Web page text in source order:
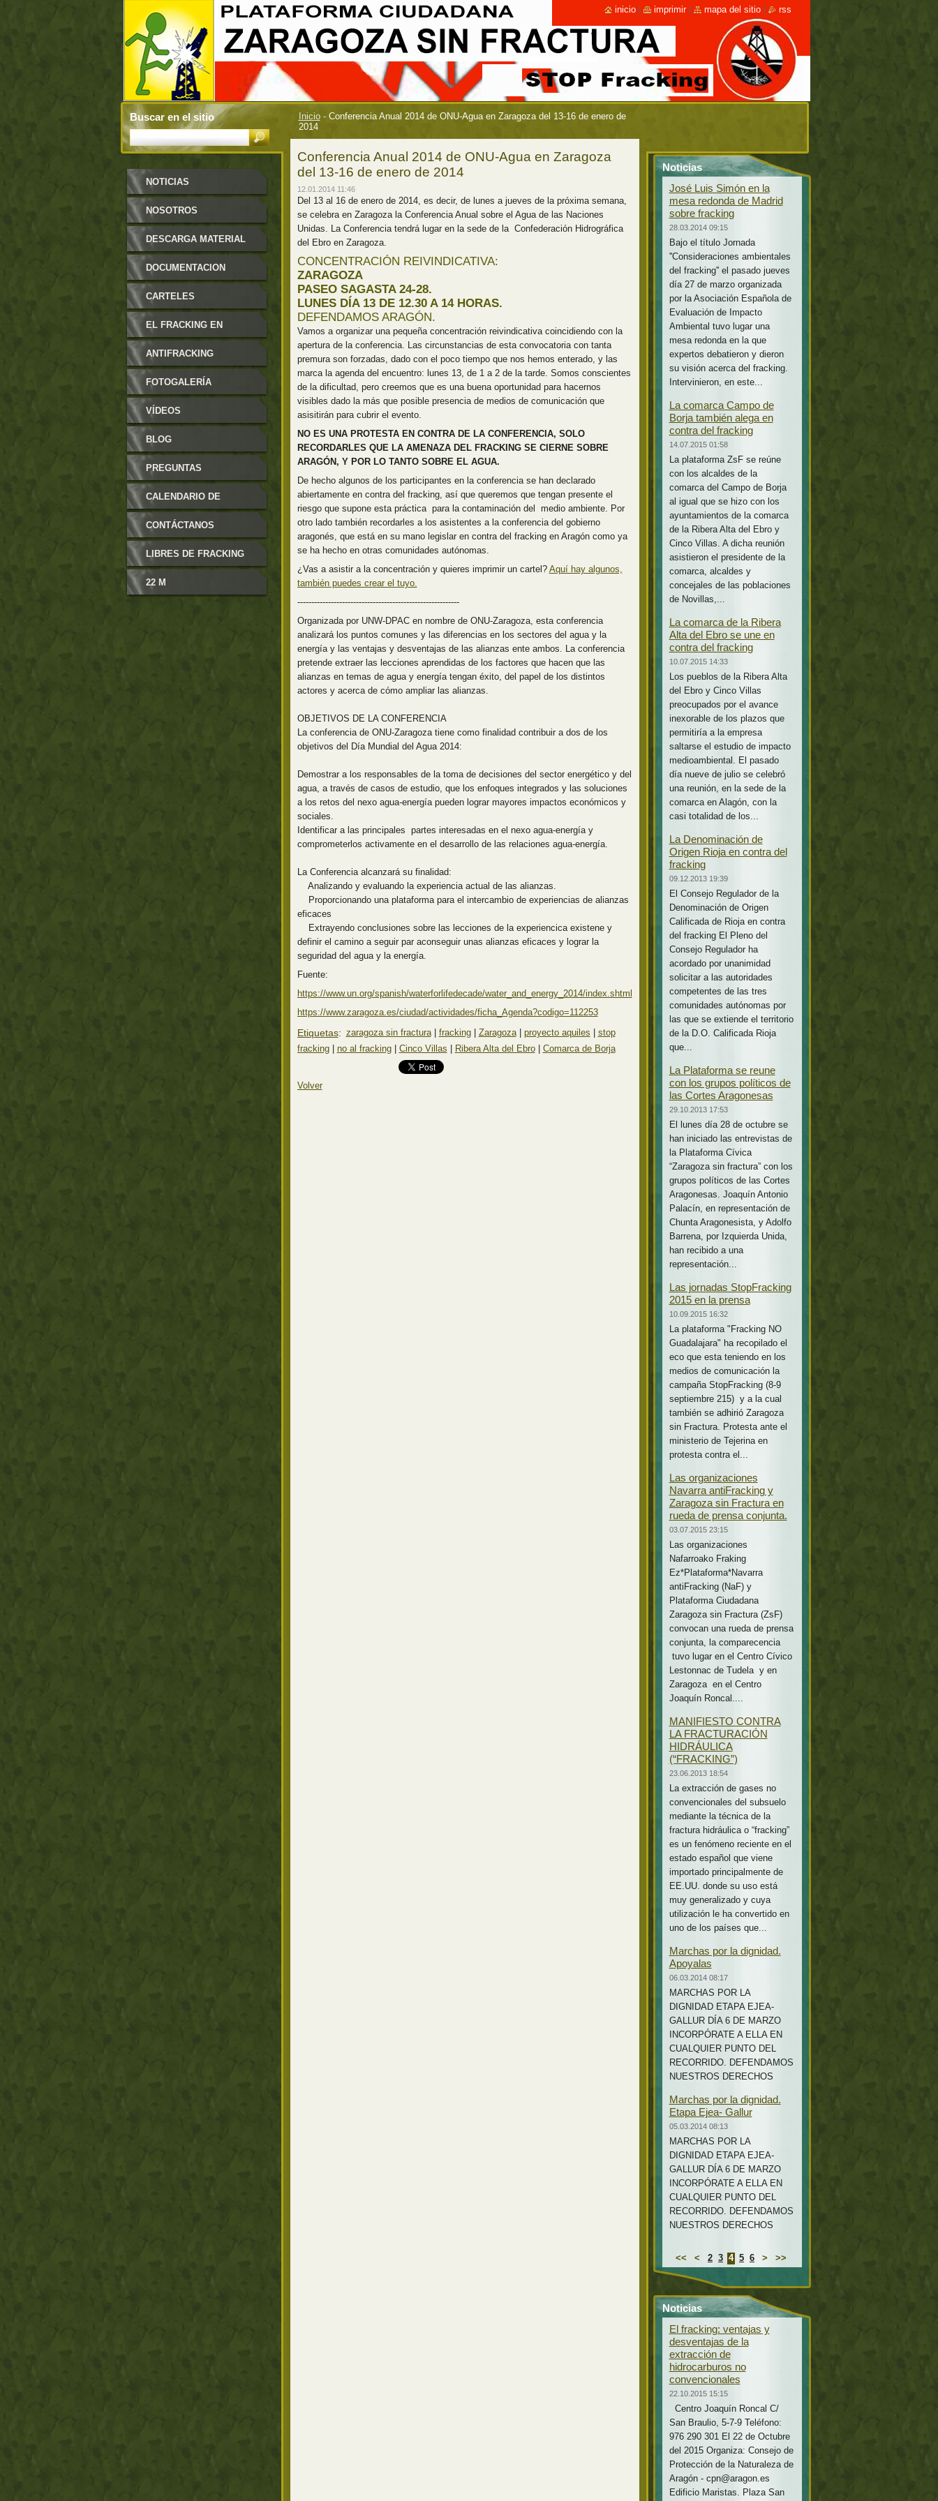
Inicio - Conferencia Anual 2014 de ONU-Agua en Zaragoza del 13-16 de enero de
2014
Conferencia Anual 2014 de ONU-Agua en Zaragoza
del 13-16 de enero de 2014
12.01.2014 11:46
Del 13 al 16 de enero de 2014, es decir, de lunes a jueves de la próxima semana,
se celebra en Zaragoza la Conferencia Anual sobre el Agua de las Naciones
Unidas. La Conferencia tendrá lugar en la sede de la Confederación Hidrográfica
del Ebro en Zaragoza.
CONCENTRACIÓN REIVINDICATIVA:
ZARAGOZA
PASEO SAGASTA 24-28.
LUNES DÍA 13 DE 12.30 A 14 HORAS.
DEFENDAMOS ARAGÓN.
Vamos a organizar una pequeña concentración reivindicativa coincidiendo con la
apertura de la conferencia. Las circunstancias de esta convocatoria con tanta
premura son forzadas, dado con el poco tiempo que nos hemos enterado, y las
marca la agenda del encuentro: lunes 13, de 1 a 2 de la tarde. Somos conscientes
de la dificultad, pero creemos que es una buena oportunidad para hacernos
visibles dado la más que posible presencia de medios de comunicación que
asisitirán para cubrir el evento.
NO ES UNA PROTESTA EN CONTRA DE LA CONFERENCIA, SOLO
RECORDARLES QUE LA AMENAZA DEL FRACKING SE CIERNE SOBRE
ARAGÓN, Y POR LO TANTO SOBRE EL AGUA.
De hecho algunos de los participantes en la conferencia se han declarado
abiertamente en contra del fracking, así que queremos que tengan presente el
riesgo que supone esta práctica para la contaminación del medio ambiente. Por
otro lado también recordarles a los asistentes a la conferencia del gobierno
aragonés, que está en su mano legislar en contra del fracking en Aragón como ya
se ha hecho en otras comunidades autónomas.
¿Vas a asistir a la concentración y quieres imprimir un cartel? Aquí hay algunos,
también puedes crear el tuyo.
----------------------------------------------------------
Organizada por UNW-DPAC en nombre de ONU-Zaragoza, esta conferencia
analizará los puntos comunes y las diferencias en los sectores del agua y la
energía y las ventajas y desventajas de las alianzas ente ambos. La conferencia
pretende extraer las lecciones aprendidas de los factores que hacen que las
alianzas en temas de agua y energía tengan éxito, del papel de los distintos
actores y acerca de cómo ampliar las alianzas.
OBJETIVOS DE LA CONFERENCIA
La conferencia de ONU-Zaragoza tiene como finalidad contribuir a dos de los
objetivos del Día Mundial del Agua 2014:
Demostrar a los responsables de la toma de decisiones del sector energético y del
agua, a través de casos de estudio, que los enfoques integrados y las soluciones
a los retos del nexo agua-energía pueden lograr mayores impactos económicos y
sociales.
Identificar a las principales partes interesadas en el nexo agua-energía y
comprometerlos activamente en el desarrollo de las relaciones agua-energía.
La Conferencia alcanzará su finalidad:
Analizando y evaluando la experiencia actual de las alianzas.
Proporcionando una plataforma para el intercambio de experiencias de alianzas
eficaces
Extrayendo conclusiones sobre las lecciones de la experiencica existene y
definir el camino a seguir par aconseguir unas alianzas eficaces y lograr la
seguridad del agua y la energía.
Fuente:
https://www.un.org/spanish/waterforlifedecade/water_and_energy_2014/index.shtml
https://www.zaragoza.es/ciudad/actividades/ficha_Agenda?codigo=112253
Etiquetas: zaragoza sin fractura fracking Zaragoza proyecto aquiles
stop
fracking
no al fracking Cinco Villas Ribera Alta del Ebro Comarca de Borja
Volver
NOTICIAS
NOSOTROS
DESCARGA MATERIAL
DOCUMENTACION
CARTELES
MODIFICABLES
EL FRACKING EN
ARAGÓN
ANTIFRACKING
FOTOGALERÍA
VÍDEOS
BLOG
PREGUNTAS
FRECUENTES
CALENDARIO DE
EVENTOS
CONTÁCTANOS
LIBRES DE FRACKING
22 M
Noticias
José Luis Simón en la
mesa redonda de Madrid
sobre fracking
28.03.2014 09:15
Bajo el título Jornada
''Consideraciones ambientales
del fracking'' el pasado jueves
día 27 de marzo organizada
por la Asociación Española de
Evaluación de Impacto
Ambiental tuvo lugar una
mesa redonda en la que
expertos debatieron y dieron
su visión acerca del fracking.
Intervinieron, en este...
La comarca Campo de
Borja también alega en
contra del fracking
14.07.2015 01:58
La plataforma ZsF se reúne
con los alcaldes de la
comarca del Campo de Borja
al igual que se hizo con los
ayuntamientos de la comarca
de la Ribera Alta del Ebro y
Cinco Villas. A dicha reunión
asistieron el presidente de la
comarca, alcaldes y
concejales de las poblaciones
de Novillas,...
La comarca de la Ribera
Alta del Ebro se une en
contra del fracking
10.07.2015 14:33
Los pueblos de la Ribera Alta
del Ebro y Cinco Villas
preocupados por el avance
inexorable de los plazos que
permitiría a la empresa
saltarse el estudio de impacto
medioambiental. El pasado
día nueve de julio se celebró
una reunión, en la sede de la
comarca en Alagón, con la
casi totalidad de los...
La Denominación de
Origen Rioja en contra del
fracking
09.12.2013 19:39
El Consejo Regulador de la
Denominación de Origen
Calificada de Rioja en contra
del fracking El Pleno del
Consejo Regulador ha
acordado por unanimidad
solicitar a las autoridades
competentes de las tres
comunidades autónomas por
las que se extiende el territorio
de la D.O. Calificada Rioja
que...
La Plataforma se reune
con los grupos políticos de
las Cortes Aragonesas
29.10.2013 17:53
El lunes día 28 de octubre se
han iniciado las entrevistas de
la Plataforma Cívica
“Zaragoza sin fractura” con los
grupos políticos de las Cortes
Aragonesas. Joaquín Antonio
Palacín, en representación de
Chunta Aragonesista, y Adolfo
Barrena, por Izquierda Unida,
han recibido a una
representación...
Las jornadas StopFracking
2015 en la prensa
10.09.2015 16:32
La plataforma "Fracking NO
Guadalajara" ha recopilado el
eco que esta teniendo en los
medios de comunicación la
campaña StopFracking (8-9
septiembre 215) y a la cual
también se adhirió Zaragoza
sin Fractura. Protesta ante el
ministerio de Tejerina en
protesta contra el...
Las organizaciones
Navarra antiFracking y
Zaragoza sin Fractura en
rueda de prensa conjunta.
03.07.2015 23:15
Las organizaciones
Nafarroako Fraking
Ez*Plataforma*Navarra
antiFracking (NaF) y
Plataforma Ciudadana
Zaragoza sin Fractura (ZsF)
convocan una rueda de prensa
conjunta, la comparecencia
tuvo lugar en el Centro Cívico
Lestonnac de Tudela y en
Zaragoza en el Centro
Joaquín Roncal....
MANIFIESTO CONTRA
LA FRACTURACIÓN
HIDRÁULICA
(“FRACKING”)
23.06.2013 18:54
La extracción de gases no
convencionales del subsuelo
mediante la técnica de la
fractura hidráulica o “fracking”
es un fenómeno reciente en el
estado español que viene
importado principalmente de
EE.UU. donde su uso está
muy generalizado y cuya
utilización le ha convertido en
uno de los países que...
Marchas por la dignidad.
Apoyalas
06.03.2014 08:17
MARCHAS POR LA
DIGNIDAD ETAPA EJEA-
GALLUR DÍA 6 DE MARZO
INCORPÓRATE A ELLA EN
CUALQUIER PUNTO DEL
RECORRIDO. DEFENDAMOS
NUESTROS DERECHOS
Marchas por la dignidad.
Etapa Ejea- Gallur
05.03.2014 08:13
MARCHAS POR LA
DIGNIDAD ETAPA EJEA-
GALLUR DÍA 6 DE MARZO
INCORPÓRATE A ELLA EN
CUALQUIER PUNTO DEL
RECORRIDO. DEFENDAMOS
NUESTROS DERECHOS
<< < 2 3 4 5 6 > >>
Noticias
El fracking: ventajas y
desventajas de la
extracción de
hidrocarburos no
convencionales
22.10.2015 15:15
Centro Joaquín Roncal C/
San Braulio, 5-7-9 Teléfono:
976 290 301 El 22 de Octubre
del 2015 Organiza: Consejo de
Protección de la Naturaleza de
Aragón - cpn@aragon.es
Edificio Maristas. Plaza San
Buscar en el sitio
inicio imprimir mapa del sitio rss